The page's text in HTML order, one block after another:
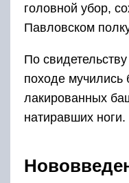
головной убор,
Павловском
По
походе мучились
лакированных
натиравших ноги.